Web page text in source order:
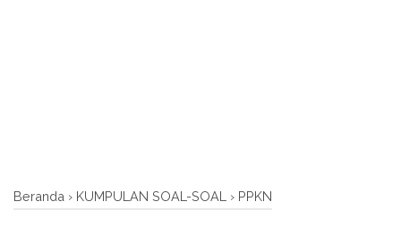
Beranda › KUMPULAN SOAL-SOAL › PPKN